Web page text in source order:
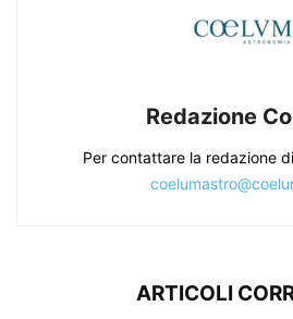
Redazione
Per contattare la redazione
ARTICOLI